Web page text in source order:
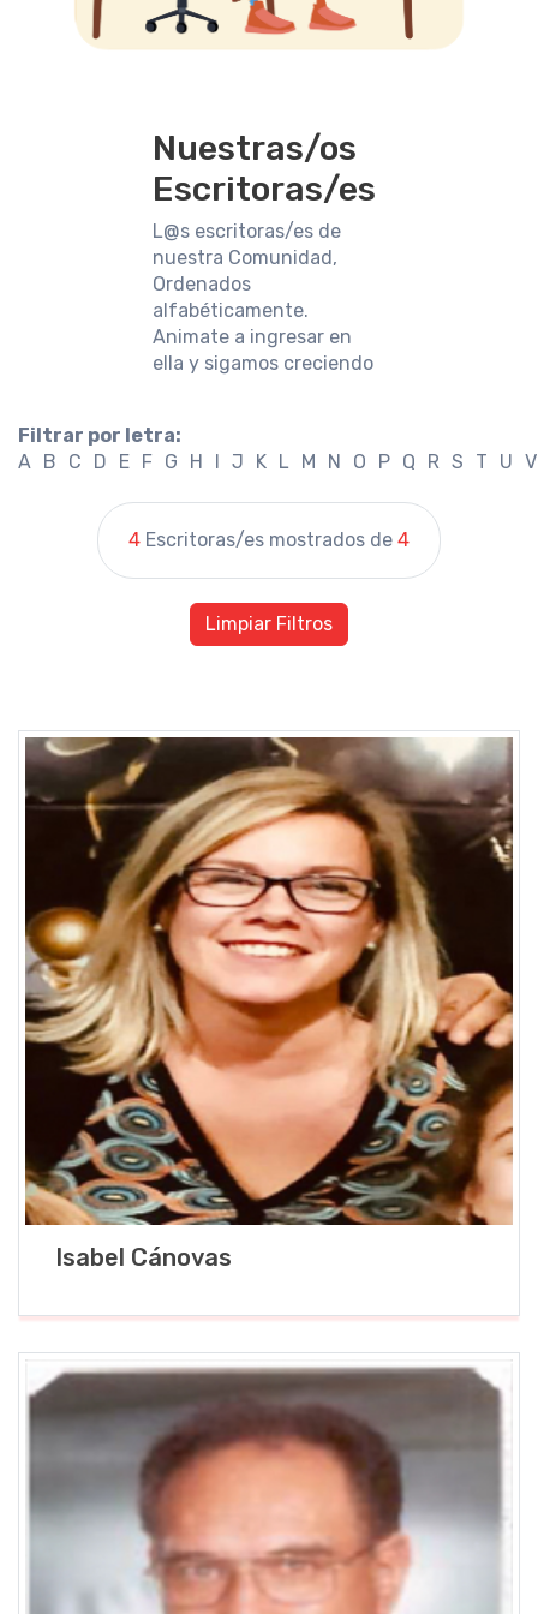
Nuestras/os
Escritoras/es
L@s escritoras/es de
nuestra Comunidad,
Ordenados
alfabéticamente.
Animate a ingresar en
ella y sigamos creciendo
Filtrar por letra:
A B C D E F G H I J K L M N O P Q R S T U V
4 Escritoras/es mostrados de 4
Limpiar Filtros
Isabel Cánovas